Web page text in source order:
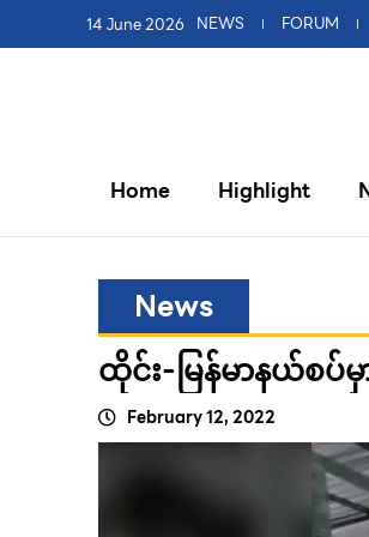
14 June 2026 NEWS FORUM
Home Highlight
News
ထိုင်း-မြန်မာနယ်စပ်မှ
February 12, 2022